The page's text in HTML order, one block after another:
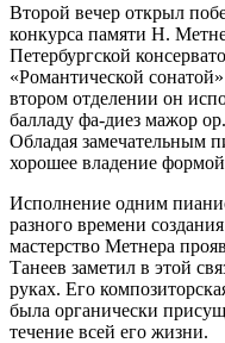
Второй вечер открыл
конкурса памяти Н.
Петербургской
«Романтической
втором отделении он
балладу фа-диез мажор
Обладая замечательным
хорошее владение
Исполнение одним
разного времени
мастерство Метнера
Танеев заметил в этой
руках. Его
была органически
течение всей его жизни.